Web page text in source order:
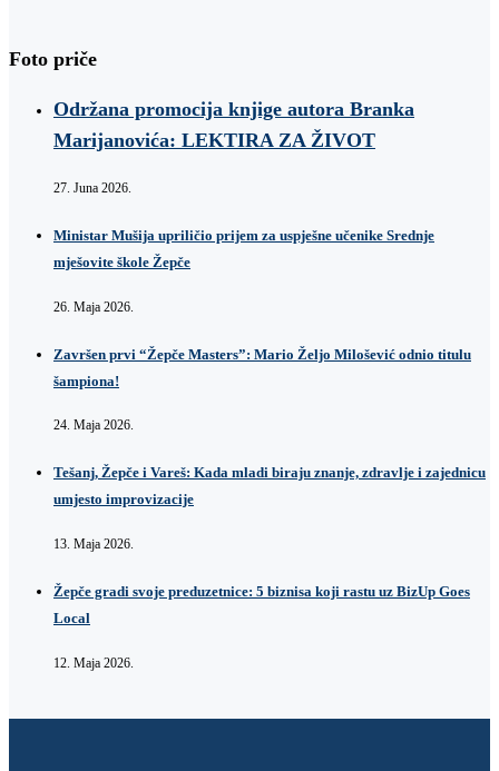
Foto priče
Održana promocija knjige autora Branka
Marijanovića: LEKTIRA ZA ŽIVOT
27. Juna 2026.
Ministar Mušija upriličio prijem za uspješne učenike Srednje
mješovite škole Žepče
26. Maja 2026.
Završen prvi “Žepče Masters”: Mario Željo Milošević odnio titulu
šampiona!
24. Maja 2026.
Tešanj, Žepče i Vareš: Kada mladi biraju znanje, zdravlje i zajednicu
umjesto improvizacije
13. Maja 2026.
Žepče gradi svoje preduzetnice: 5 biznisa koji rastu uz BizUp Goes
Local
12. Maja 2026.